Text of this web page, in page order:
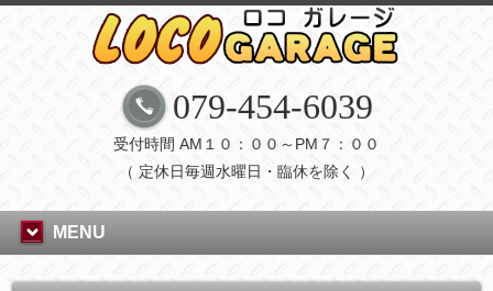
079-454-6039
受付時間 AM１０：００～PM７：００
（ 定休日毎週水曜日・臨休を除く ）
MENU